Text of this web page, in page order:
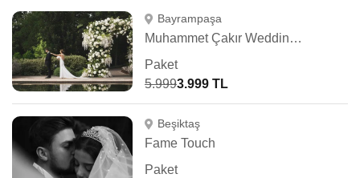
Bayrampaşa
Muhammet Çakır Wedding Photography
Paket
5.9993.999 TL
Beşiktaş
Fame Touch
Paket